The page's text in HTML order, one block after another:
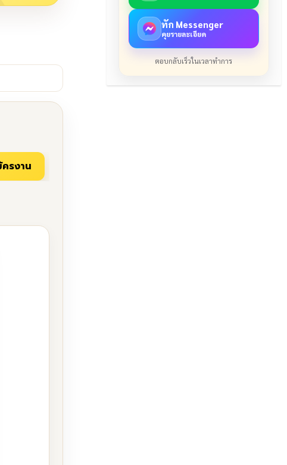
ทัก Messenger
คุยรายละเอียด
ตอบกลับเร็วในเวลาทำการ